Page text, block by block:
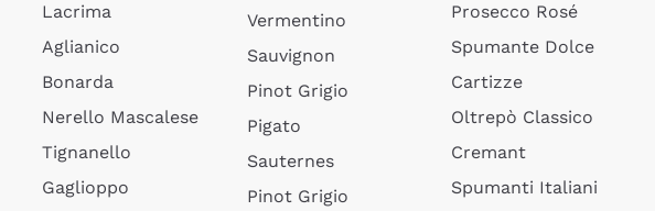
Lacrima
Aglianico
Bonarda
Nerello Mascalese
Tignanello
Gaglioppo
Vermentino
Sauvignon
Pinot Grigio
Pigato
Sauternes
Pinot Grigio
Prosecco Rosé
Spumante Dolce
Cartizze
Oltrepò Classico
Cremant
Spumanti Italiani